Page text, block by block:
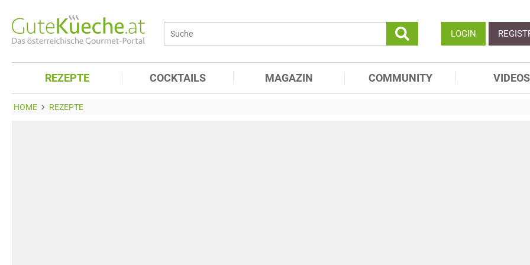
LOGIN
REZEPTE COCKTAILS MAGAZIN COMMUNITY VIDEOS
HOME REZEPTE